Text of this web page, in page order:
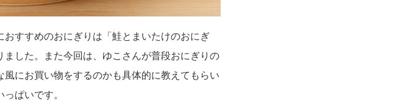
すすめのおにぎりは「鮭とまいたけのおにぎ
した。また今回は、ゆこさんが普段おにぎりの
にお買い物をするのかも具体的に教えてもらい
ぱいです。